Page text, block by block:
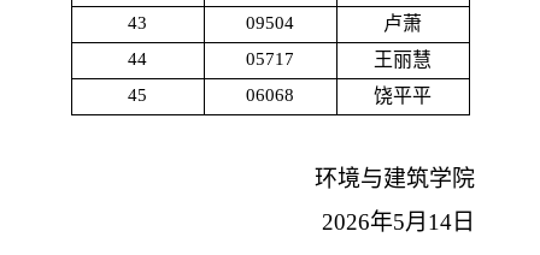
43 09504 卢萧
44 05717 王丽慧
45 06068 饶平平
环境与建筑学院
2026年5月 14日